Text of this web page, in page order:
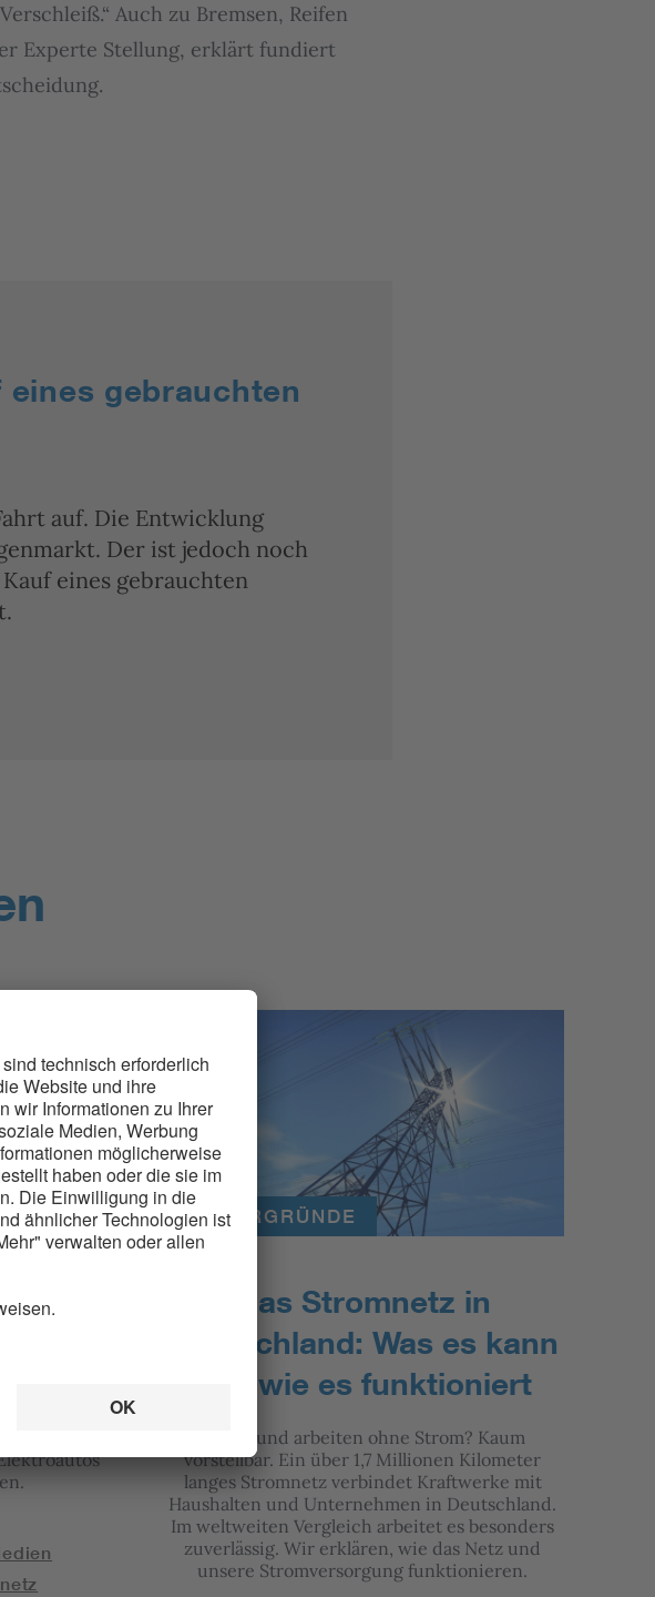
Auch zu Bremsen, Reifen
Experte Stellung, erklärt fundiert
gebrauchten
auf. Die Entwicklung
Der ist jedoch noch
eines gebrauchten
ist –
HINTERGRÜNDE
Das Stromnetz in
Deutschland: Was es kann
und wie es funktioniert
Leben und arbeiten ohne Strom? Kaum
vorstellbar. Ein über 1,7 Millionen Kilometer
langes Stromnetz verbindet Kraftwerke mit
Haushalten und Unternehmen in Deutschland.
Im weltweiten Vergleich arbeitet es besonders
zuverlässig. Wir erklären, wie das Netz und
unsere Stromversorgung funktionieren.